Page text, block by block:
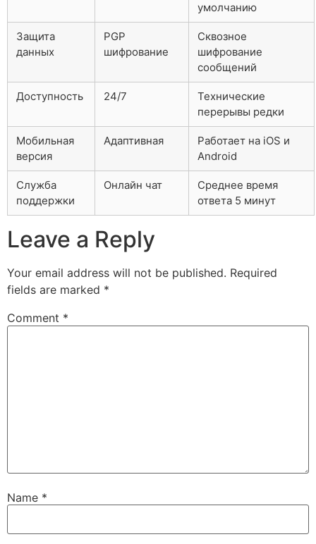
умолчанию
Защита
данных
PGP
шифрование
Сквозное
шифрование
сообщений
Доступность 24/7
Технические
перерывы редки
Мобильная
версия
Адаптивная
Работает на iOS и
Android
Служба
поддержки
Онлайн чат
Среднее время
ответа 5 минут
Leave a Reply
Your email address will not be published. Required
fields are marked *
Comment *
Name *